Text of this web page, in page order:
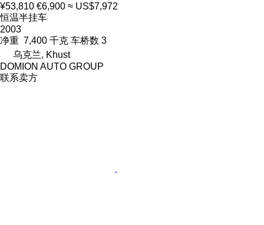
¥53,810 €6,900 ≈ US$7,972
恒温半挂车
2003
净重 7,400 千克 车桥数 3
乌克兰, Khust
DOMION AUTO GROUP
联系卖方